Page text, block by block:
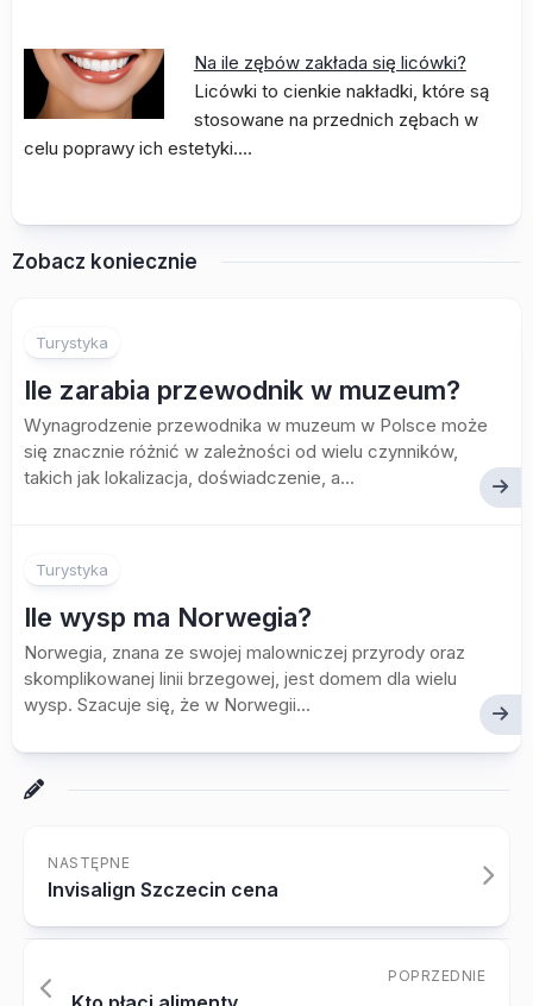
Na ile zębów zakłada się licówki?
Licówki to cienkie nakładki, które są
stosowane na przednich zębach w
celu poprawy ich estetyki.…
Zobacz koniecznie
Turystyka
Ile zarabia przewodnik w muzeum?
Wynagrodzenie przewodnika w muzeum w Polsce może
się znacznie różnić w zależności od wielu czynników,
takich jak lokalizacja, doświadczenie, a...
Turystyka
Ile wysp ma Norwegia?
Norwegia, znana ze swojej malowniczej przyrody oraz
skomplikowanej linii brzegowej, jest domem dla wielu
wysp. Szacuje się, że w Norwegii...
NASTĘPNE
Invisalign Szczecin cena
POPRZEDNIE